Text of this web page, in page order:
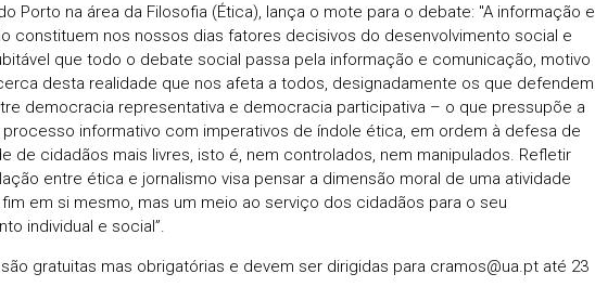
Porto na área da Filosofia (Ética), lança o mote para o debate: "A informação e
constituem nos nossos dias fatores decisivos do desenvolvimento social e
que todo o debate social passa pela informação e comunicação, motivo
desta realidade que nos afeta a todos, designadamente os que defendem
democracia representativa e democracia participativa – o que pressupõe a
informativo com imperativos de índole ética, em ordem à defesa de
de cidadãos mais livres, isto é, nem controlados, nem manipulados. Refletir
entre ética e jornalismo visa pensar a dimensão moral de uma atividade
em si mesmo, mas um meio ao serviço dos cidadãos para o seu
individual e social”.
gratuitas mas obrigatórias e devem ser dirigidas para cramos@ua.pt até 23